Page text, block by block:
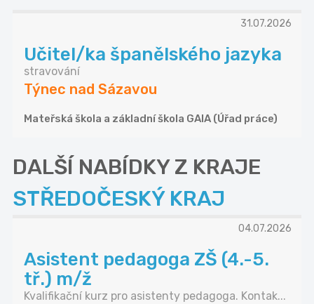
31.07.2026
Učitel/ka španělského jazyka
stravování
Týnec nad Sázavou
Mateřská škola a základní škola GAIA (Úřad práce)
DALŠÍ NABÍDKY Z KRAJE
STŘEDOČESKÝ KRAJ
04.07.2026
Asistent pedagoga ZŠ (4.-5.
tř.) m/ž
Kvalifikační kurz pro asistenty pedagoga. Kontak...